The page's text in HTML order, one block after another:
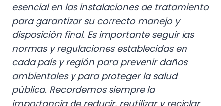
esencial en las instalaciones de tratamiento
para garantizar su correcto manejo y
disposición final. Es importante seguir las
normas y regulaciones establecidas en
cada país y región para prevenir daños
ambientales y para proteger la salud
pública. Recordemos siempre la
importancia de reducir, reutilizar y reciclar